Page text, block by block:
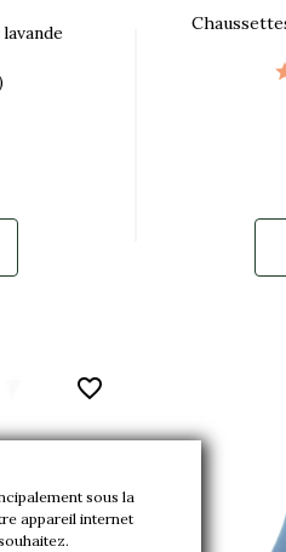
favorite_border
sous la
appareil internet